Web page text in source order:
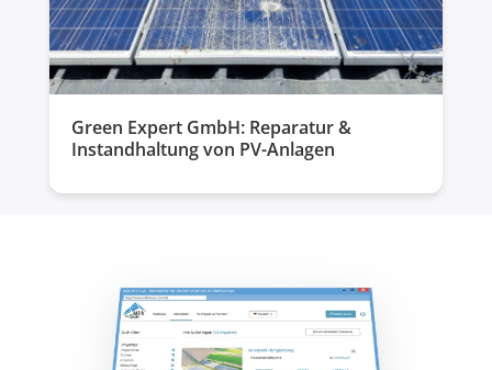
Green Expert GmbH: Reparatur &
Instandhaltung von PV-Anlagen